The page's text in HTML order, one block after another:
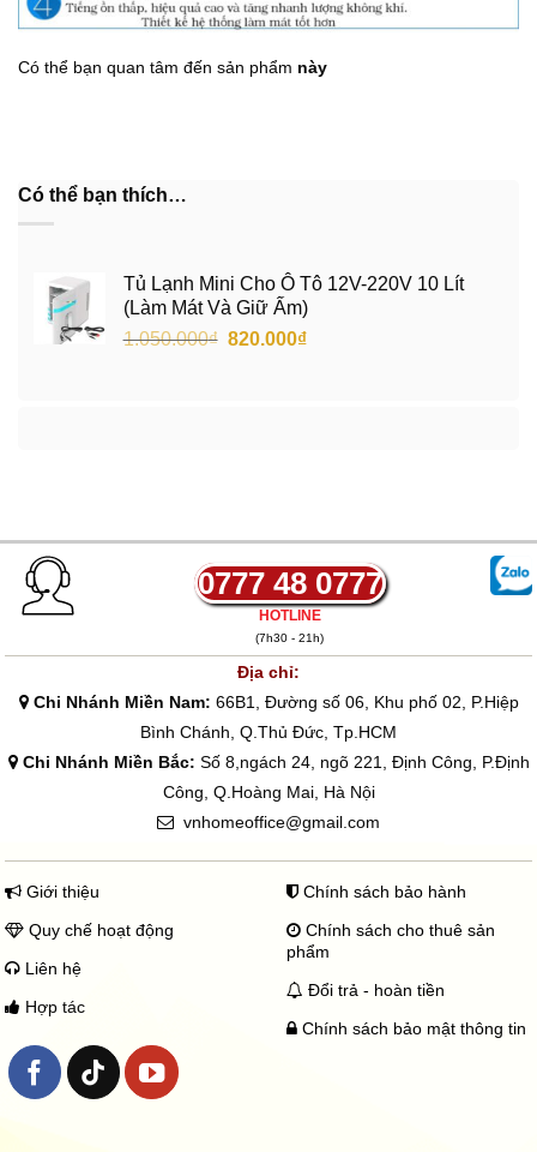
Có thể bạn quan tâm đến sản phẩm này
Có thể bạn thích…
Tủ Lạnh Mini Cho Ô Tô 12V-220V 10 Lít
(Làm Mát Và Giữ Ấm)
1.050.000₫ Giá
820.000₫Giá
0777 48 0777
HOTLINE
(7h30 - 21h)
Địa chỉ:
Chi Nhánh Miền Nam: 66B1, Đường số 06, Khu phố 02, P.Hiệp
Bình Chánh, Q.Thủ Đức, Tp.HCM
Chi Nhánh Miền Bắc: Số 8,ngách 24, ngõ 221, Định Công, P.Định
Công, Q.Hoàng Mai, Hà Nội
vnhomeoffice@gmail.com
Giới thiệu
Quy chế hoạt động
Liên hệ
Hợp tác
Chính sách bảo hành
Chính sách cho thuê sản
phẩm
Đổi trả - hoàn tiền
Chính sách bảo mật thông tin